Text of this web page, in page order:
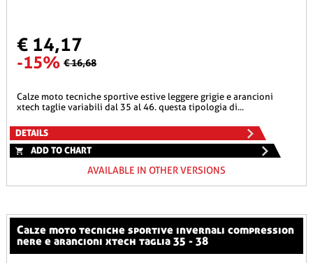
€ 14,17
-15% € 16,68
calze moto tecniche sportive estive leggere grigie e arancioni
xtech taglie variabili dal 35 al 46. questa tipologia di...
DETAILS
ADD TO CHART
AVAILABLE IN OTHER VERSIONS
calze moto tecniche sportive invernali compression
nere e arancioni xtech taglia 35 - 38